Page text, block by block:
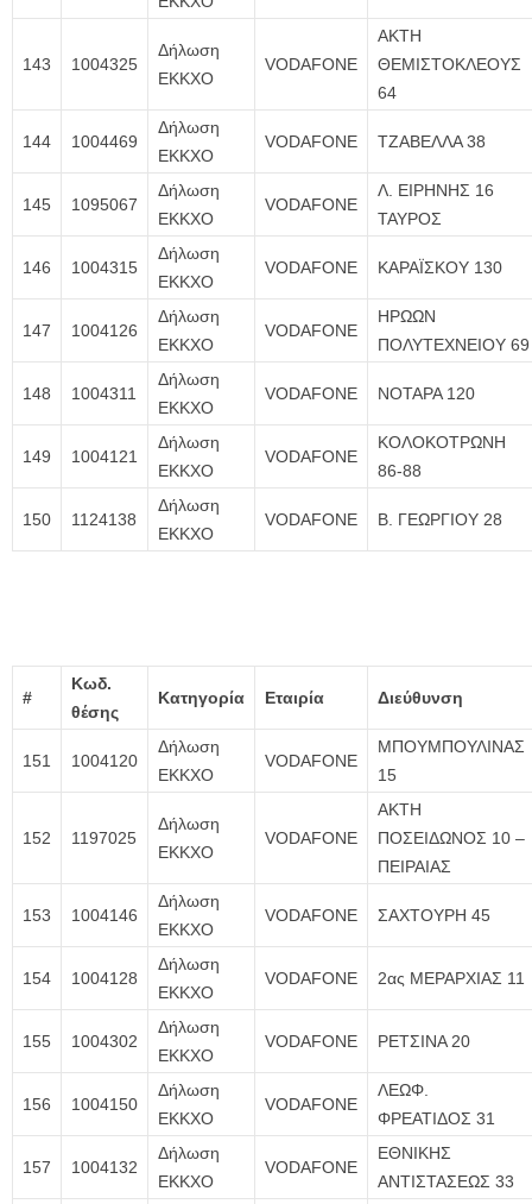
143 1004325
Δήλωση
ΕΚΚΧΟ
VODAFONE
ΑΚΤΗ
ΘΕΜΙΣΤΟΚΛΕΟΥΣ
64
144 1004469
Δήλωση
ΕΚΚΧΟ
VODAFONE ΤΖΑΒΕΛΛΑ 38
145 1095067
Δήλωση
ΕΚΚΧΟ
VODAFONE
Λ. ΕΙΡΗΝΗΣ 16
ΤΑΥΡΟΣ
146 1004315
Δήλωση
ΕΚΚΧΟ
VODAFONE ΚΑΡΑΪΣΚΟΥ 130
147 1004126
Δήλωση
ΕΚΚΧΟ
VODAFONE
ΗΡΩΩΝ
ΠΟΛΥΤΕΧΝΕΙΟΥ 69
148 1004311
Δήλωση
ΕΚΚΧΟ
VODAFONE ΝΟΤΑΡΑ 120
149 1004121
Δήλωση
ΕΚΚΧΟ
VODAFONE
ΚΟΛΟΚΟΤΡΩΝΗ
86-88
150 1124138
Δήλωση
ΕΚΚΧΟ
VODAFONE Β. ΓΕΩΡΓΙΟΥ 28
#
Κωδ.
θέσης
Κατηγορία Εταιρία Διεύθυνση
151 1004120
Δήλωση
ΕΚΚΧΟ
VODAFONE
ΜΠΟΥΜΠΟΥΛΙΝΑΣ
15
152 1197025
Δήλωση
ΕΚΚΧΟ
VODAFONE
ΑΚΤΗ
ΠΟΣΕΙΔΩΝΟΣ 10 –
ΠΕΙΡΑΙΑΣ
153 1004146
Δήλωση
ΕΚΚΧΟ
VODAFONE ΣΑΧΤΟΥΡΗ 45
154 1004128
Δήλωση
ΕΚΚΧΟ
VODAFONE 2ας ΜΕΡΑΡΧΙΑΣ 11
155 1004302
Δήλωση
ΕΚΚΧΟ
VODAFONE ΡΕΤΣΙΝΑ 20
156 1004150
Δήλωση
ΕΚΚΧΟ
VODAFONE
ΛΕΩΦ.
ΦΡΕΑΤΙΔΟΣ 31
157 1004132
Δήλωση
ΕΚΚΧΟ
VODAFONE
ΕΘΝΙΚΗΣ
ΑΝΤΙΣΤΑΣΕΩΣ 33